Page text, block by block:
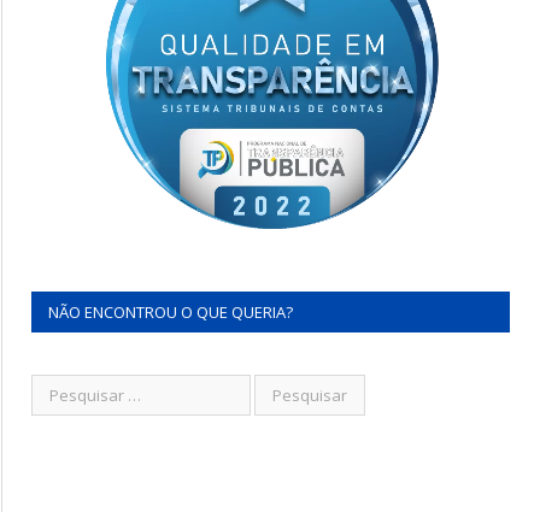
NÃO ENCONTROU O QUE QUERIA?